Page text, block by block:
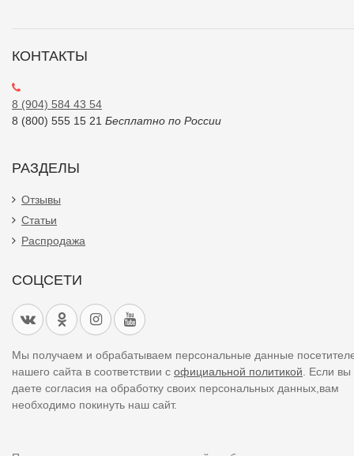
КОНТАКТЫ
8 (904) 584 43 54
8 (800) 555 15 21 Бесплатно по России
РАЗДЕЛЫ
Отзывы
Статьи
Распродажа
СОЦСЕТИ
Мы получаем и обрабатываем персональные данные
нашего сайта в соответствии с официальной политикой. Если вы
даете согласия на обработку своих персональных данных,вам
необходимо покинуть наш сайт.